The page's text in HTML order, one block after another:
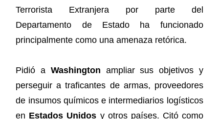
Terrorista Extranjera por parte del
Departamento de Estado ha funcionado
principalmente como una amenaza retórica.
Pidió a Washington ampliar sus objetivos y
perseguir a traficantes de armas, proveedores
de insumos químicos e intermediarios logísticos
en Estados Unidos y otros países. Citó como